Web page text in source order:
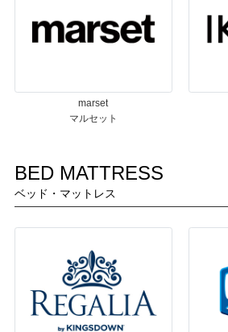
marset
マルセット
BED MATTRESS
ベッド・マットレス